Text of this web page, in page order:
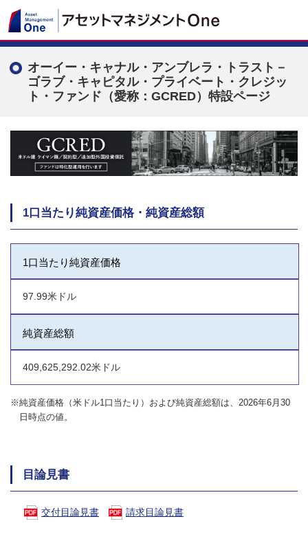
オーイー・キャナル・アンブレラ・トラスト－
ゴラブ・キャピタル・プライベート・クレジッ
ト・ファンド（愛称：GCRED）特設ページ
1口当たり純資産価格・純資産総額
1口当たり純資産価格
97.99米ドル
純資産総額
409,625,292.02米ドル
※純資産価格（米ドル1口当たり）および純資産総額は、2026年6月30
日時点の値。
目論見書
交付目論見書 請求目論見書